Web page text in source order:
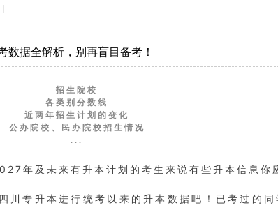
数据全解析，别再盲目备考！
招生院校
各类别分数线
近两年招生计划的变化
公办院校、民办院校招生情况
...
年及未来有升本计划的考生来说有些升本信息你
川专升本进行统考以来的升本数据吧！已考过的